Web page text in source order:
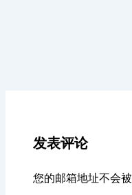
发表评论
您的邮箱地址不会被